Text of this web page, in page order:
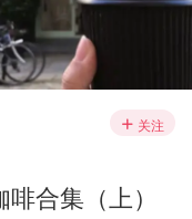
关注
合集（上）